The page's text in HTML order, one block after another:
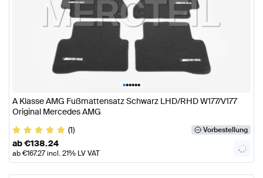
••••••
A Klasse AMG Fußmattensatz Schwarz LHD/RHD W177/V177
Original Mercedes AMG
(1)
Vorbestellung
ab€138.24
ab€167.27incl. 21% LV VAT